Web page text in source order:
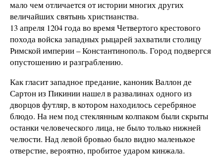
мало чем отличается от истории многих других
величайших святынь христианства.
13 апреля 1204 года во время Четвертого крестового
похода войска западных рыцарей захватили столицу
Римской империи – Константинополь. Город подвергся
опустошению и разграблению.
Как гласит западное предание, каноник Валлон де
Сартон из Пикинии нашел в развалинах одного из
дворцов футляр, в котором находилось серебряное
блюдо. На нем под стеклянным колпаком были скрыты
останки человеческого лица, не было только нижней
челюсти. Над левой бровью было видно маленькое
отверстие, вероятно, пробитое ударом кинжала.